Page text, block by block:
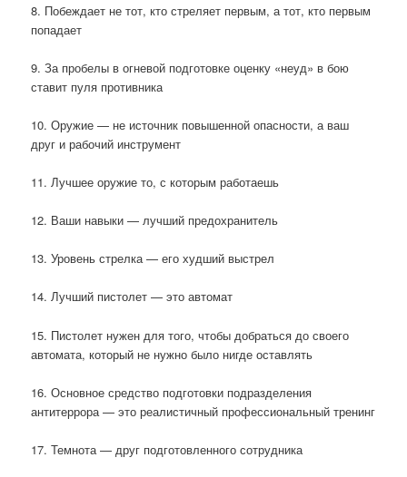
8. Побеждает не тот, кто стреляет первым, а тот, кто первым
попадает
9. За пробелы в огневой подготовке оценку «неуд» в бою
ставит пуля противника
10. Оружие — не источник повышенной опасности, а ваш
друг и рабочий инструмент
11. Лучшее оружие то, с которым работаешь
12. Ваши навыки — лучший предохранитель
13. Уровень стрелка — его худший выстрел
14. Лучший пистолет — это автомат
15. Пистолет нужен для того, чтобы добраться до своего
автомата, который не нужно было нигде оставлять
16. Основное средство подготовки подразделения
антитеррора — это реалистичный профессиональный тренинг
17. Темнота — друг подготовленного сотрудника